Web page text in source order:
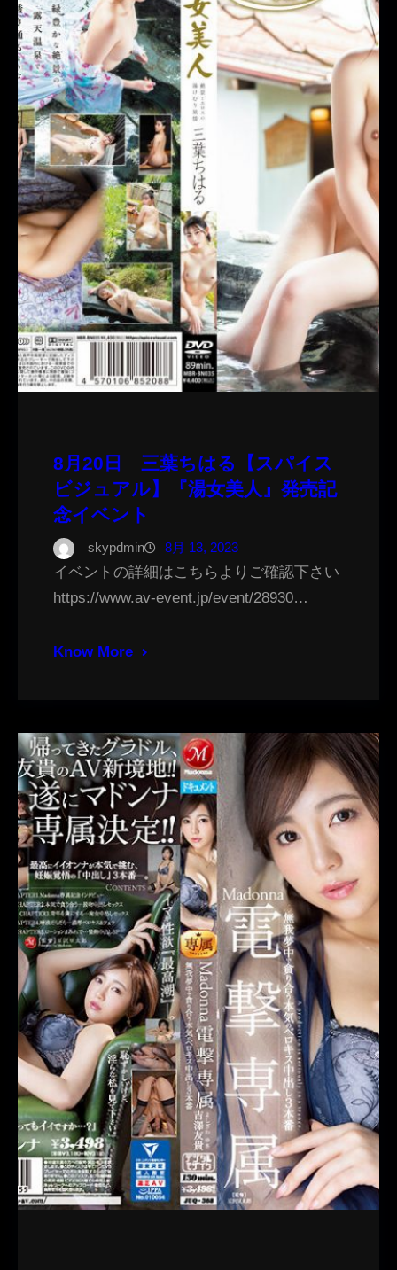
8月20日 三葉ちはる【スパイス
ビジュアル】『湯女美人』発売記
念イベント
skypdmin 8月 13, 2023
イベントの詳細はこちらよりご確認下さい
https://www.av-event.jp/event/28930…
Know More